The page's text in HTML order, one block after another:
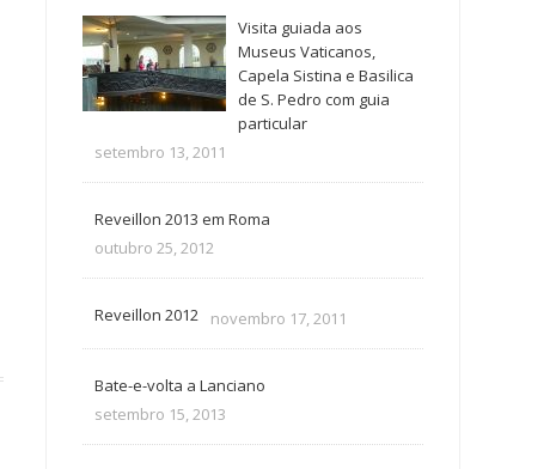
Visita guiada aos
Museus Vaticanos,
Capela Sistina e Basilica
de S. Pedro com guia
particular
setembro 13, 2011
Reveillon 2013 em Roma
outubro 25, 2012
Reveillon 2012 novembro 17, 2011
Bate-e-volta a Lanciano
setembro 15, 2013